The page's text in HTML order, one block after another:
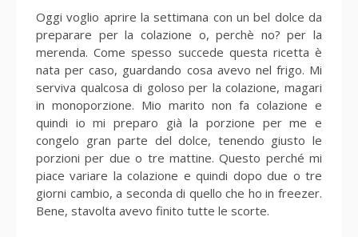
Oggi voglio aprire la settimana con un bel dolce da
preparare per la colazione o, perchè no? per la
merenda. Come spesso succede questa ricetta è
nata per caso, guardando cosa avevo nel frigo. Mi
serviva qualcosa di goloso per la colazione, magari
in monoporzione. Mio marito non fa colazione e
quindi io mi preparo già la porzione per me e
congelo gran parte del dolce, tenendo giusto le
porzioni per due o tre mattine. Questo perché mi
piace variare la colazione e quindi dopo due o tre
giorni cambio, a seconda di quello che ho in freezer.
Bene, stavolta avevo finito tutte le scorte.